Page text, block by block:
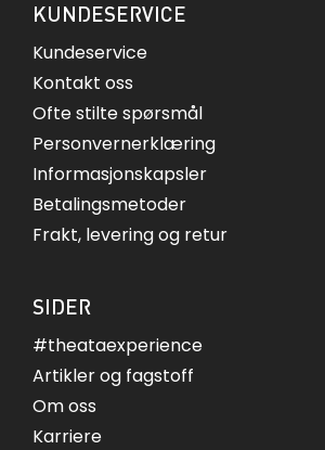
KUNDESERVICE
Kundeservice
Kontakt oss
Ofte stilte spørsmål
Personvernerklæring
Informasjonskapsler
Betalingsmetoder
Frakt, levering og retur
SIDER
#theataexperience
Artikler og fagstoff
Om oss
Karriere